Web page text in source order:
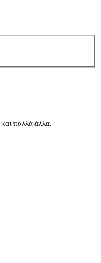
πολλά άλλα.